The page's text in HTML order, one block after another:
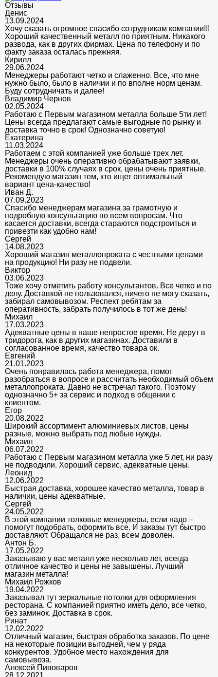
Отзывы
Денис
13.09.2024
Хочу сказать огромное спасибо сотрудникам компании!!!
Хороший качественный металл по приятным. Никакого
развода, как в других фирмах. Цена по телефону и по
факту заказа осталась прежняя.
Кирилл
29.06.2024
Менеджеры работают четко и слаженно. Все, что мне
нужно было, было в наличии и по вполне норм ценам.
Буду сотрудничать и далее!
Владимир Чернов
02.05.2024
Работаю с Первым магазином металла больше 5ти лет!
Цены всегда предлагают самые выгодные по рынку и
доставка точно в срок! Однозначно советую!
Екатерина
11.03.2024
Работаем с этой компанией уже больше трех лет.
Менеджеры очень оперативно обрабатывают заявки,
доставки в 100% случаях в срок, цены очень приятные.
Рекомендую магазин тем, кто ищет оптимальный
вариант цена-качество!
Иван Д.
07.09.2023
Спасибо менеджерам магазина за грамотную и
подробную консультацию по всем вопросам. Что
касается доставки, всегда стараются подстроиться и
привезти как удобно нам!
Сергей
14.08.2023
Хороший магазин металлопроката с честными ценами
на продукцию! Ни разу не подвели.
Виктор
03.06.2023
Тоже хочу отметить работу консультантов. Все четко и по
делу. Доставкой не пользовался, ничего не могу сказать,
забирал самовывозом. Респект ребятам за
оперативность, забрать получилось в тот же день!
Михаил
17.03.2023
Адекватные цены в наше непростое время. Не дерут в
тридорога, как в других магазинах. Доставили в
согласованное время, качество товара ок.
Евгений
21.01.2023
Очень понравилась работа менеджера, помог
разобраться в вопросе и рассчитать необходимый объем
металлопроката. Давно не встречал такого. Поэтому
однозначно 5+ за сервис и подход в общении с
клиентом.
Егор
20.08.2022
Широкий ассортимент алюминиевых листов, цены
разные, можно выбрать под любые нужды.
Михаил
06.07.2022
Работаю с Первым магазином металла уже 5 лет, ни разу
не подводили. Хороший сервис, адекватные цены.
Леонид
12.06.2022
Быстрая доставка, хорошее качество металла, товар в
наличии, цены адекватные.
Сергей
24.05.2022
В этой компании толковые менеджеры, если надо –
помогут подобрать, оформить все. И заказы тут быстро
доставляют. Обращался не раз, всем доволен.
Антон Б.
17.05.2022
Заказываю у вас металл уже несколько лет, всегда
отличное качество и цены не завышены. Лучший
магазин металла!
Михаил Рожков
19.04.2022
Заказывал тут зеркальные потолки для оформления
ресторана. С компанией приятно иметь дело, все четко,
без заминок. Доставка в срок.
Ринат
12.02.2022
Отличный магазин, быстрая обработка заказов. По цене
на некоторые позиции выгодней, чем у ряда
конкурентов. Удобное место нахождения для
самовывоза.
Алексей Пивоваров
28.12.2021